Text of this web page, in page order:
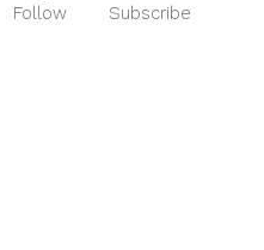
Follow Subscribe